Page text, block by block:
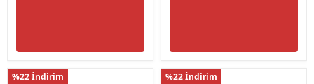
%22 İndirim %22 İndirim